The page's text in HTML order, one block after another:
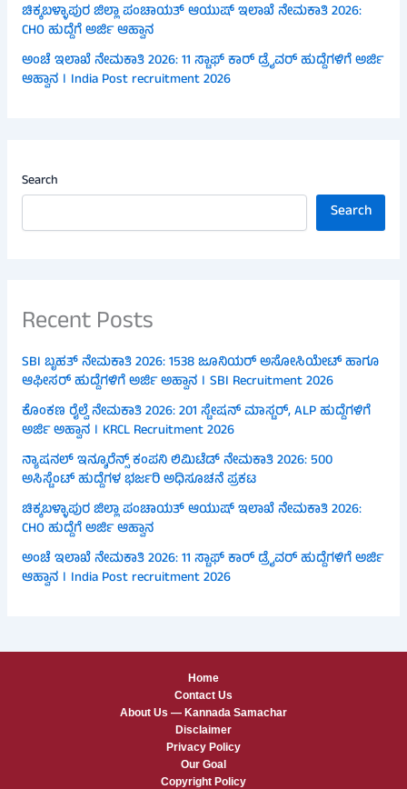
ಚಿಕ್ಕಬಳ್ಳಾಪುರ ಜಿಲ್ಲಾ ಪಂಚಾಯತ್ ಆಯುಷ್ ಇಲಾಖೆ ನೇಮಕಾತಿ 2026:
CHO ಹುದ್ದೆಗೆ ಅರ್ಜಿ ಆಹ್ವಾನ
ಅಂಚೆ ಇಲಾಖೆ ನೇಮಕಾತಿ 2026: 11 ಸ್ಟಾಫ್ ಕಾರ್ ಡ್ರೈವರ್ ಹುದ್ದೆಗಳಿಗೆ ಅರ್ಜಿ
ಆಹ್ವಾನ । India Post recruitment 2026
Search
Search
Recent Posts
SBI ಬೃಹತ್ ನೇಮಕಾತಿ 2026: 1538 ಜೂನಿಯರ್ ಅಸೋಸಿಯೇಟ್ ಹಾಗೂ
ಆಫೀಸರ್ ಹುದ್ದೆಗಳಿಗೆ ಅರ್ಜಿ ಅಹ್ವಾನ । SBI Recruitment 2026
ಕೊಂಕಣ ರೈಲ್ವೆ ನೇಮಕಾತಿ 2026: 201 ಸ್ಟೇಷನ್ ಮಾಸ್ಟರ್, ALP ಹುದ್ದೆಗಳಿಗೆ
ಅರ್ಜಿ ಅಹ್ವಾನ । KRCL Recruitment 2026
ನ್ಯಾಷನಲ್ ಇನ್ಶೂರೆನ್ಸ್ ಕಂಪನಿ ಲಿಮಿಟೆಡ್ ನೇಮಕಾತಿ 2026: 500
ಅಸಿಸ್ಟೆಂಟ್ ಹುದ್ದೆಗಳ ಭರ್ಜರಿ ಅಧಿಸೂಚನೆ ಪ್ರಕಟ
ಚಿಕ್ಕಬಳ್ಳಾಪುರ ಜಿಲ್ಲಾ ಪಂಚಾಯತ್ ಆಯುಷ್ ಇಲಾಖೆ ನೇಮಕಾತಿ 2026:
CHO ಹುದ್ದೆಗೆ ಅರ್ಜಿ ಆಹ್ವಾನ
ಅಂಚೆ ಇಲಾಖೆ ನೇಮಕಾತಿ 2026: 11 ಸ್ಟಾಫ್ ಕಾರ್ ಡ್ರೈವರ್ ಹುದ್ದೆಗಳಿಗೆ ಅರ್ಜಿ
ಆಹ್ವಾನ । India Post recruitment 2026
Home
Contact Us
About Us — Kannada Samachar
Disclaimer
Privacy Policy
Our Goal
Copyright Policy